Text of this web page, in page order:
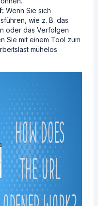
Wenn Sie sich
wie z. B. das
oder das Verfolgen
Sie mit einem Tool zum
mühelos